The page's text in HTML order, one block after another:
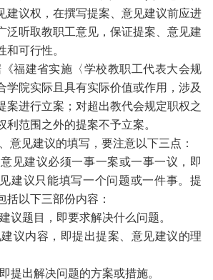
建议权，在撰写提案、意见建议前应进
泛听取教职工意见，保证提案、意见建
和可行性。
福建省实施〈学校教职工代表大会规
学院实际且具有实际价值或作用，涉及
案进行立案；对超出教代会规定职权之
利范围之外的提案不予立案。
见建议的填写，要注意以下三点：
建议必须一事一案或一事一议，即
建议只能填写一个问题或一件事。提
括以下三部份内容：
议题目，即要求解决什么问题。
议内容，即提出提案、意见建议的理
提出解决问题的方案或措施。